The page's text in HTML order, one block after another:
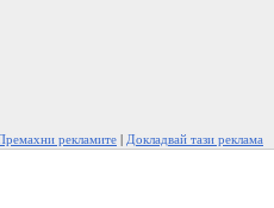
рекламите | Докладвай тази реклама